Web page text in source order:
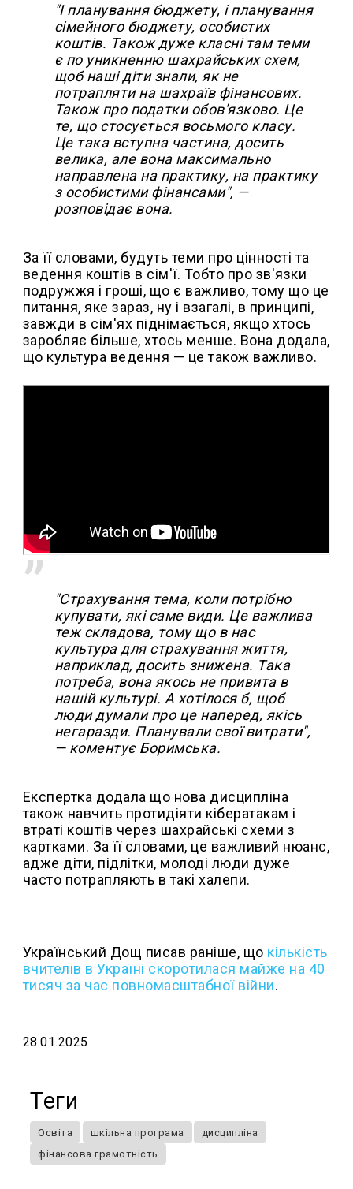
"І планування бюджету, і планування
сімейного бюджету, особистих
коштів. Також дуже класні там теми
є по уникненню шахрайських схем,
щоб наші діти знали, як не
потрапляти на шахраїв фінансових.
Також про податки обов'язково. Це
те, що стосується восьмого класу.
Це така вступна частина, досить
велика, але вона максимально
направлена на практику, на практику
з особистими фінансами", —
розповідає вона.
За її словами, будуть теми про цінності та
ведення коштів в сім'ї. Тобто про зв'язки
подружжя і гроші, що є важливо, тому що це
питання, яке зараз, ну і взагалі, в принципі,
завжди в сім'ях піднімається, якщо хтось
заробляє більше, хтось менше. Вона додала,
що культура ведення — це також важливо.
"Страхування тема, коли потрібно
купувати, які саме види. Це важлива
теж складова, тому що в нас
культура для страхування життя,
наприклад, досить знижена. Така
потреба, вона якось не привита в
нашій культурі. А хотілося б, щоб
люди думали про це наперед, якісь
негаразди. Планували свої витрати",
— коментує Боримська.
Експертка додала що нова дисципліна
також навчить протидіяти кібератакам і
втраті коштів через шахрайські схеми з
картками. За її словами, це важливий нюанс,
адже діти, підлітки, молоді люди дуже
часто потрапляють в такі халепи.
Український Дощ писав раніше, що кількість
вчителів в Україні скоротилася майже на 40
тисяч за час повномасштабної війни.
28.01.2025
Теги
Освіта шкільна програма
дисципліна
фінансова грамотність